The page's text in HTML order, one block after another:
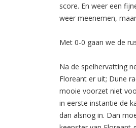
score. En weer een
weer meenemen,
Met 0-0 gaan we de
Na de spelhervatting
Floreant er uit; Dune
mooie voorzet niet
in eerste instantie de
dan alsnog in. Dan